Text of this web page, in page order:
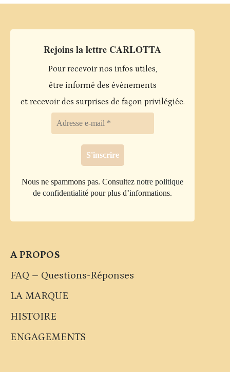
Rejoins la lettre CARLOTTA
Pour recevoir nos infos utiles,
être informé des évènements
et recevoir des surprises de façon privilégiée.
Nous ne spammons pas. Consulteznotre politique
de confidentialité pour plus d’informations.
A PROPOS
FAQ – Questions-Réponses
LA MARQUE
HISTOIRE
ENGAGEMENTS